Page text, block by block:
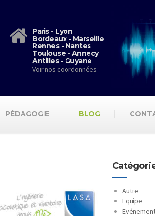
Paris - Lyon
Bordeaux - Marseille
Rennes - Nantes
Toulouse - Annecy
Antilles - Guyane
Voir nos coordonnées
PÉDAGOGIE BLOG
Autre
Equipe